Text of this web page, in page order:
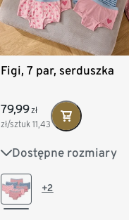
Figi, 7 par, serduszka
79,99 zł
zł/sztuk11,43
Dostępne rozmiary
86/92 98/104
110/116 +2